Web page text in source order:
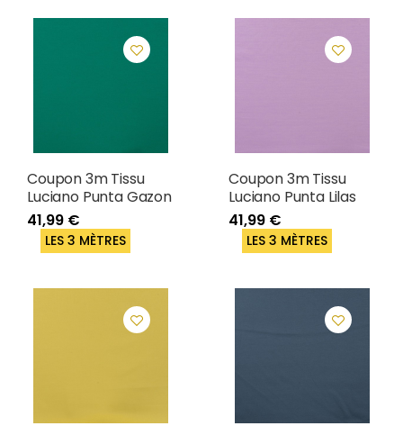
Coupon 3m Tissu
Luciano Punta Gazon
41,99 €
LES 3 MÈTRES
Coupon 3m Tissu
Luciano Punta Lilas
41,99 €
LES 3 MÈTRES